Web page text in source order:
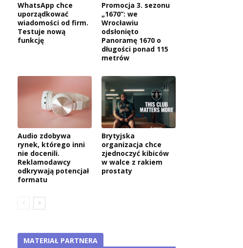
WhatsApp chce
uporządkować
wiadomości od firm.
Testuje nową
funkcję
Promocja 3. sezonu
„1670”: we
Wrocławiu
odsłonięto
Panoramę 1670 o
długości ponad 115
metrów
Audio zdobywa
rynek, którego inni
nie docenili.
Reklamodawcy
odkrywają potencjał
formatu
Brytyjska
organizacja chce
zjednoczyć kibiców
w walce z rakiem
prostaty
MATERIAŁ PARTNERA